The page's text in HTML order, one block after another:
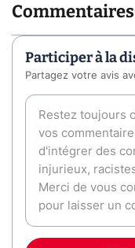
Commentaires
Participer à la
Partagez votre avis